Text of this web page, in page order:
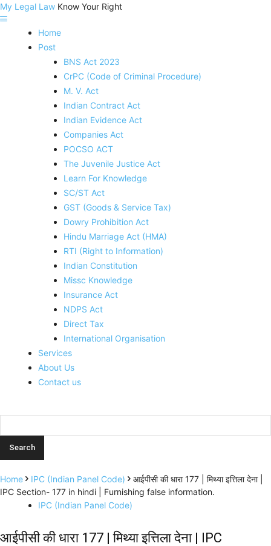
My Legal Law Know Your Right
Home
Post
BNS Act 2023
CrPC (Code of Criminal Procedure)
M. V. Act
Indian Contract Act
Indian Evidence Act
Companies Act
POCSO ACT
The Juvenile Justice Act
Learn For Knowledge
SC/ST Act
GST (Goods & Service Tax)
Dowry Prohibition Act
Hindu Marriage Act (HMA)
RTI (Right to Information)
Indian Constitution
Missc Knowledge
Insurance Act
NDPS Act
Direct Tax
International Organisation
Services
About Us
Contact us
Home IPC (Indian Panel Code)
आईपीसी की धारा 177 | मिथ्या इत्तिला देना |
IPC Section- 177 in hindi | Furnishing false information.
IPC (Indian Panel Code)
आईपीसी की धारा 177 | मिथ्या इत्तिला देना | IPC